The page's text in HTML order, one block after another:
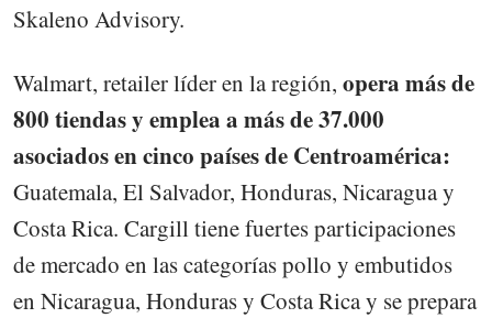
Skaleno Advisory.
Walmart, retailer líder en la región, opera más de
800 tiendas y emplea a más de 37.000
asociados en cinco países de Centroamérica:
Guatemala, El Salvador, Honduras, Nicaragua y
Costa Rica. Cargill tiene fuertes participaciones
de mercado en las categorías pollo y embutidos
en Nicaragua, Honduras y Costa Rica y se prepara